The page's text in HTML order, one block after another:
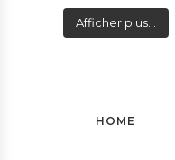
Afficher plus...
HOME